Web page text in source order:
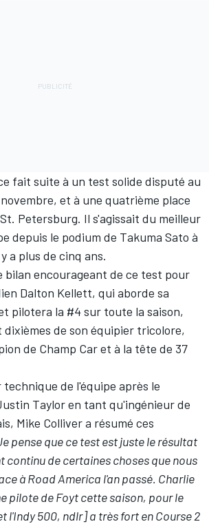
fait suite à un test solide disputé au
et à une quatrième place
Petersburg. Il s'agissait du meilleur
depuis le podium de Takuma Sato à
a plus de cinq ans.
bilan encourageant de ce test pour
Dalton Kellett, qui aborde sa
pilotera la #4 sur toute la saison,
dixièmes de son équipier tricolore,
de Champ Car et à la tête de 37
de l'équipe après le
Taylor en tant qu'ingénieur de
Mike Colliver a résumé ces
pense que ce test est juste le résultat
continu de certaines choses que nous
à Road America l'an passé. Charlie
pilote de Foyt cette saison, pour le
l'Indy 500, ndlr] a très fort en Course 2